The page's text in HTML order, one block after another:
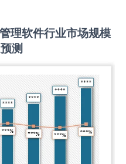
理软件行业市场规模
测